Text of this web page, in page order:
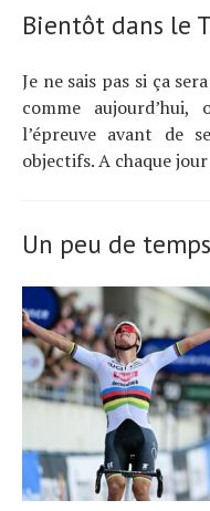
Bientôt dans le
Je ne sais pas si ça
comme
l’épreuve avant de
objectifs. A chaque
Un peu de